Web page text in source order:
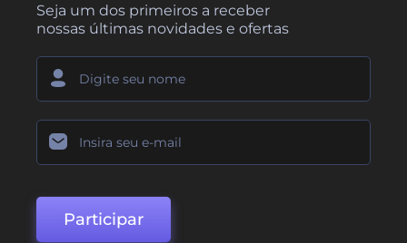
Seja um dos primeiros a receber
nossas últimas novidades e ofertas
Participar